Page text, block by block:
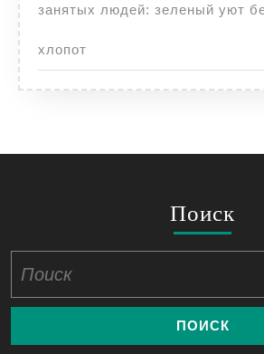
занятых людей: зеленый уют
хлопот
Поиск